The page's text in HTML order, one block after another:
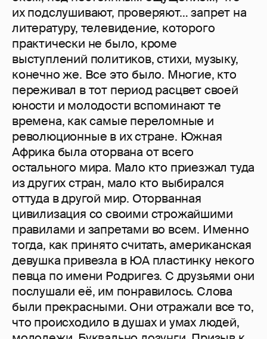
их подслушивают, проверяют… запрет на
литературу, телевидение, которого
практически не было, кроме
выступлений политиков, стихи, музыку,
конечно же. Все это было. Многие, кто
переживал в тот период расцвет своей
юности и молодости вспоминают те
времена, как самые переломные и
революционные в их стране. Южная
Африка была оторвана от всего
остального мира. Мало кто приезжал туда
из других стран, мало кто выбирался
оттуда в другой мир. Оторванная
цивилизация со своими строжайшими
правилами и запретами во всем. Именно
тогда, как принято считать, американская
девушка привезла в ЮА пластинку некого
певца по имени Родригез. С друзьями они
послушали её, им понравилось. Слова
были прекрасными. Они отражали все то,
что происходило в душах и умах людей,